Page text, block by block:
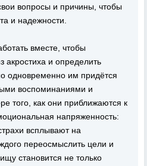
вопросы и причины, чтобы
и надежности.
вместе, чтобы
акростиха и определить
одновременно им придётся
воспоминаниями и
того, как они приближаются к
напряженность:
всплывают на
переосмыслить цели и
становится не только